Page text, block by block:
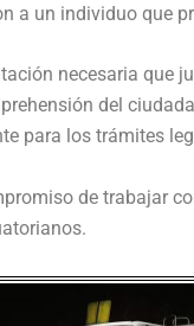
a un individuo que
necesaria que
del
para los trámites
de trabajar